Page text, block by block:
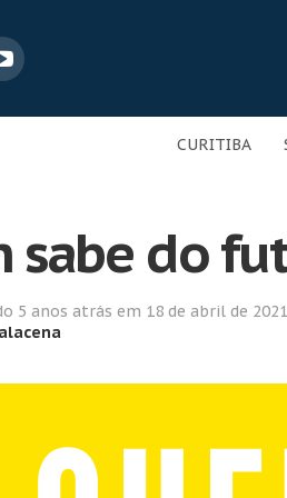
CURITIBA
sabe do
5 anos atrás em 18 de abril de 2021